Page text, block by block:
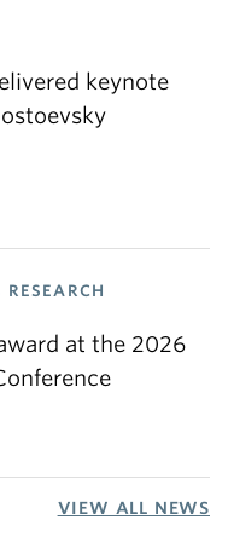
keynote
at the 2026
VIEW ALL NEWS